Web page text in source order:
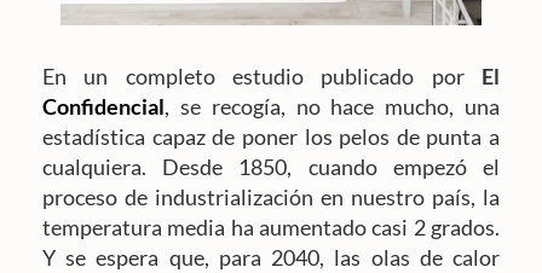
En un completo estudio publicado por El
Confidencial, se recogía, no hace mucho, una
estadística capaz de poner los pelos de punta a
cualquiera. Desde 1850, cuando empezó el
proceso de industrialización en nuestro país, la
temperatura media ha aumentado casi 2 grados.
Y se espera que, para 2040, las olas de calor